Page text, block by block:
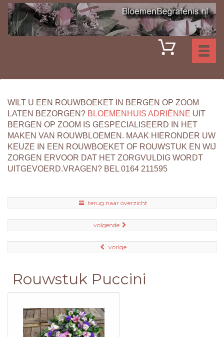
WILT U EEN ROUWBOEKET IN BERGEN OP ZOOM
LATEN BEZORGEN? BLOEMENHUIS ADRIËNNE UIT
BERGEN OP ZOOM IS GESPECIALISEERD IN HET
MAKEN VAN ROUWBLOEMEN. MAAK HIERONDER UW
KEUZE IN EEN ROUWBOEKET OF ROUWSTUK EN WIJ
ZORGEN ERVOOR DAT HET ZORGVULDIG WORDT
UITGEVOERD.VRAGEN? BEL 0164 211595
terug naar overzicht
volgende
vorige
Rouwstuk Puccini